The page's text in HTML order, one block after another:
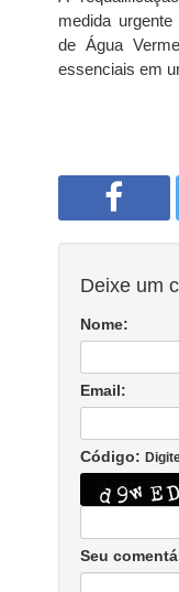
medida
de Água
essenciais em
Deixe um
Nome:
Email:
Código:
Seu